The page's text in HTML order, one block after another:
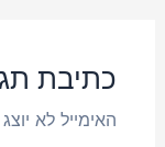
כתיבת
האימייל לא